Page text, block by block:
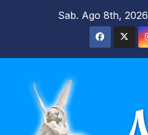
Sab. Ago 8th, 2026